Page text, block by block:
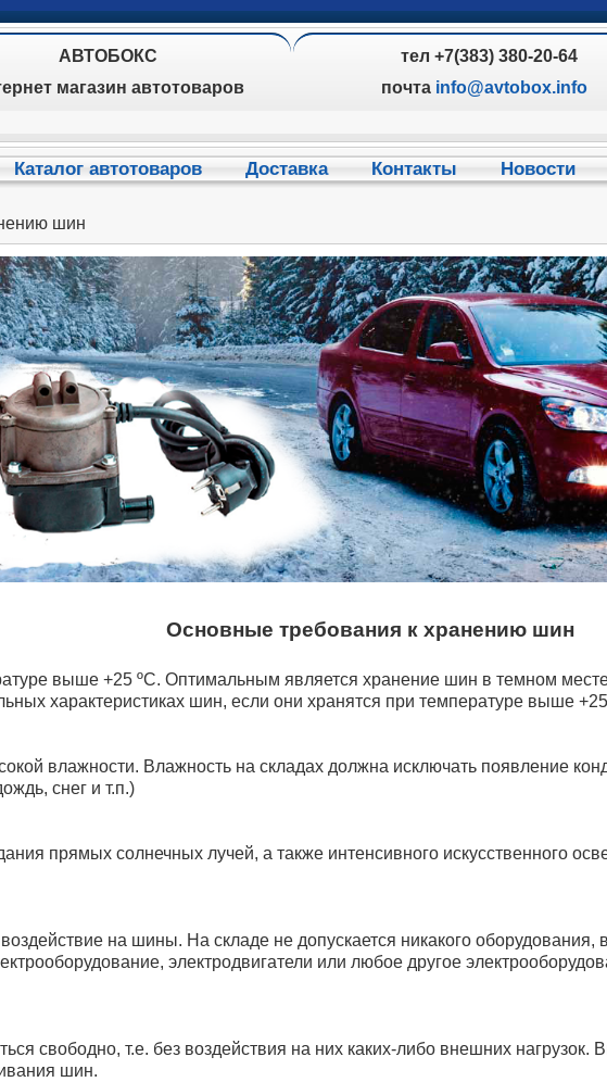
АВТОБОКС
магазин автотоваров
тел +7(383) 380-20-64
почта info@avtobox.info
Каталог автотоваров Доставка Контакты Новости
шин
Основные требования к хранению шин
выше +25 ºC. Оптимальным является хранение шин в темном
характеристиках шин, если они хранятся при температуре выше
влажности. Влажность на складах должна исключать появление
снег и т.п.)
прямых солнечных лучей, а также интенсивного искусственного
на шины. На складе не допускается никакого
электродвигатели или любое другое
свободно, т.е. без воздействия на них каких-либо внешних
шин.